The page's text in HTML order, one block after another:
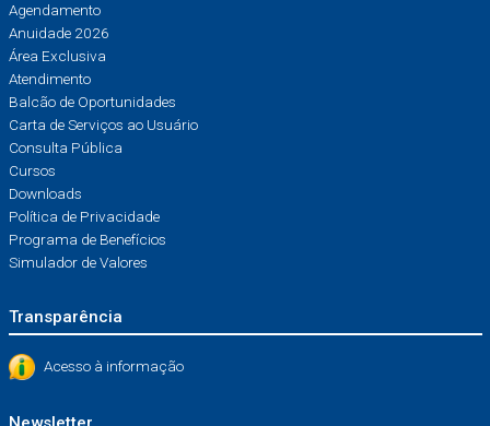
Agendamento
Anuidade 2026
Área Exclusiva
Atendimento
Balcão de Oportunidades
Carta de Serviços ao Usuário
Consulta Pública
Cursos
Downloads
Política de Privacidade
Programa de Benefícios
Simulador de Valores
Transparência
Acesso à informação